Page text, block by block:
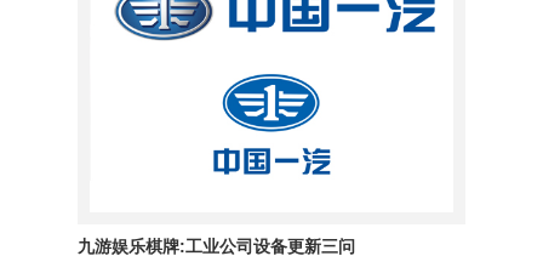
九游娱乐棋牌:工业公司设备更新三问